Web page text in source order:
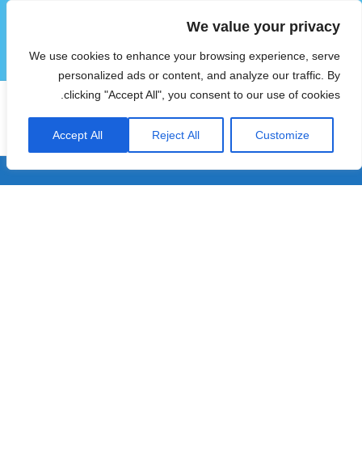
We value your privacy
We use cookies to enhance your browsing experience, serve
personalized ads or content, and analyze our traffic. By
clicking "Accept All", you consent to our use of cookies.
Customize
Reject All
Accept All
הוטצימר
תפריטים
ווידג'טים
תגית:חופשה בגליל